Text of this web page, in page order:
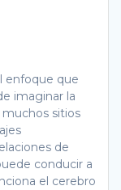
enfoque que
imaginar la
sitios
de
conducir a
el cerebro